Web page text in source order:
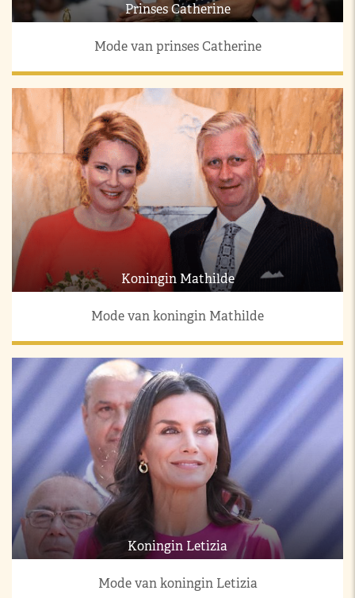
Prinses Catherine
Mode van prinses Catherine
Koningin Mathilde
Mode van koningin Mathilde
Koningin Letizia
Mode van koningin Letizia